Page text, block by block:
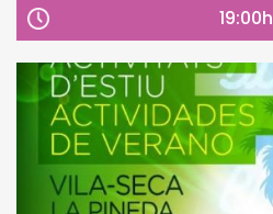
19:00h